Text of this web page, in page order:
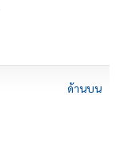
ด้านบน